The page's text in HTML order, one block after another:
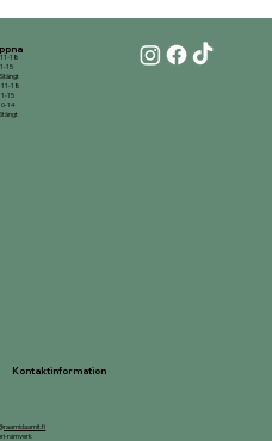
Kontaktinformation
ramverk
11-18
15
11-18
15
14